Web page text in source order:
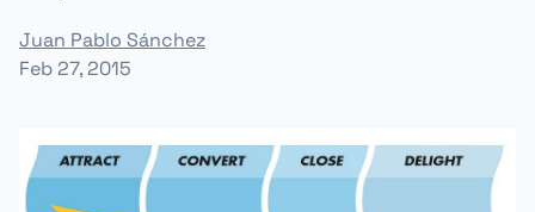
Juan Pablo Sánchez
Feb 27, 2015